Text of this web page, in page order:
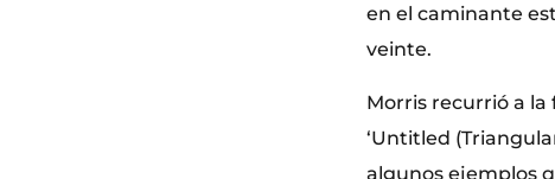
en el caminante
veinte.
Morris recurrió a
‘Untitled
algunos ejemplos